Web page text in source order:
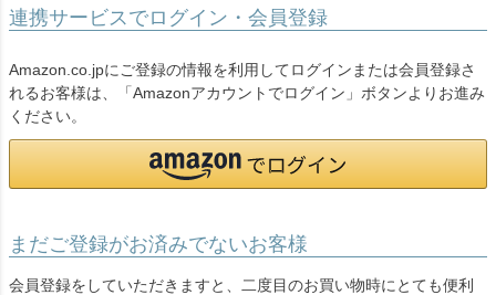
連携サービスでログイン・会員登録
Amazon.co.jpにご登録の情報を利用してログインまたは会員登録さ
れるお客様は、「Amazonアカウントでログイン」ボタンよりお進み
ください。
まだご登録がお済みでないお客様
会員登録をしていただきますと、二度目のお買い物時にとても便利